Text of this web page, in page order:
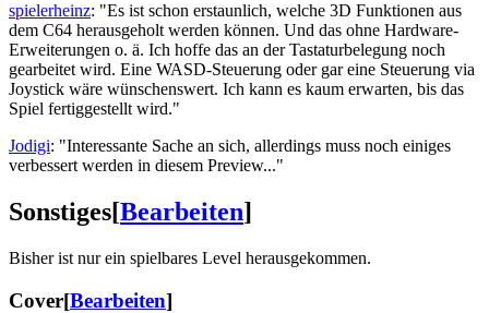
spielerheinz: "Es ist schon erstaunlich, welche 3D Funktionen aus
dem C64 herausgeholt werden können. Und das ohne Hardware-
Erweiterungen o. ä. Ich hoffe das an der Tastaturbelegung noch
gearbeitet wird. Eine WASD-Steuerung oder gar eine Steuerung via
Joystick wäre wünschenswert. Ich kann es kaum erwarten, bis das
Spiel fertiggestellt wird."
Jodigi: "Interessante Sache an sich, allerdings muss noch einiges
verbessert werden in diesem Preview..."
Sonstiges[Bearbeiten]
Bisher ist nur ein spielbares Level herausgekommen.
Cover[Bearbeiten]